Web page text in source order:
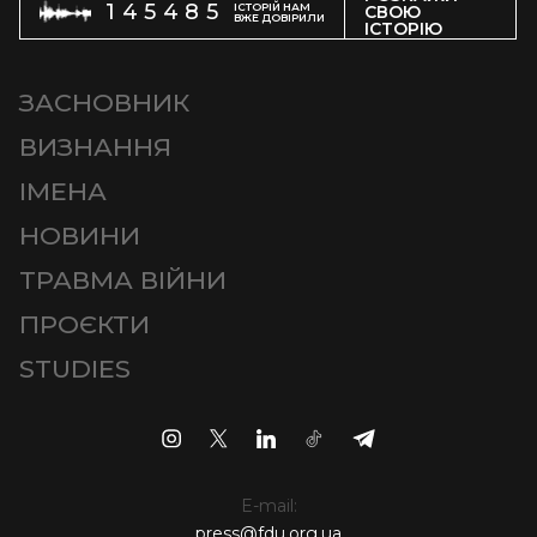
145485
ІСТОРІЙ НАМ
ВЖЕ ДОВІРИЛИ
СВОЮ
ІСТОРІЮ
ЗАСНОВНИК
ВИЗНАННЯ
ІМЕНА
НОВИНИ
ТРАВМА ВІЙНИ
ПРОЄКТИ
STUDIES
E-mail: